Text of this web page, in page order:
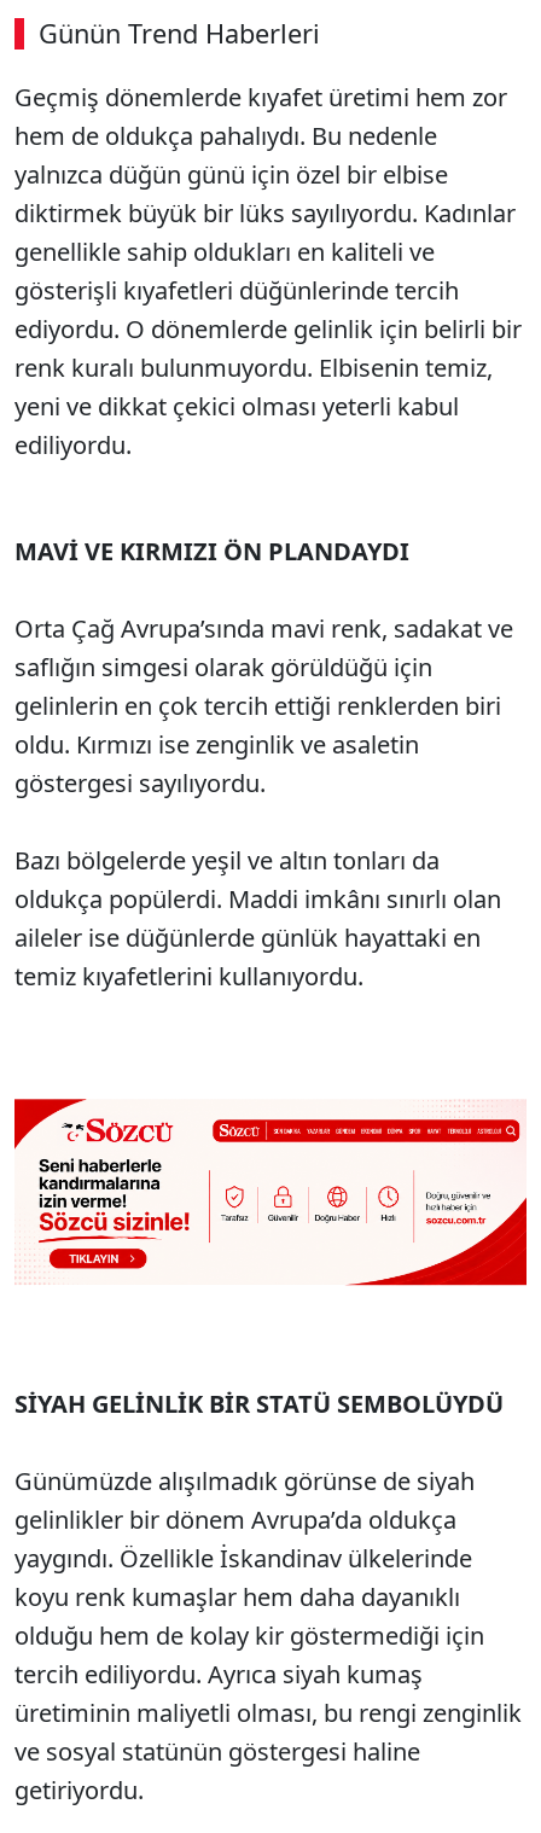
Günün Trend Haberleri
00:02 / 08:15
Sesi Aç
Geçmiş dönemlerde kıyafet üretimi hem zor
hem de oldukça pahalıydı. Bu nedenle
yalnızca düğün günü için özel bir elbise
diktirmek büyük bir lüks sayılıyordu. Kadınlar
genellikle sahip oldukları en kaliteli ve
gösterişli kıyafetleri düğünlerinde tercih
ediyordu. O dönemlerde gelinlik için belirli bir
renk kuralı bulunmuyordu. Elbisenin temiz,
yeni ve dikkat çekici olması yeterli kabul
ediliyordu.
MAVİ VE KIRMIZI ÖN PLANDAYDI
Orta Çağ Avrupa’sında mavi renk, sadakat ve
saflığın simgesi olarak görüldüğü için
gelinlerin en çok tercih ettiği renklerden biri
oldu. Kırmızı ise zenginlik ve asaletin
göstergesi sayılıyordu.
Bazı bölgelerde yeşil ve altın tonları da
oldukça popülerdi. Maddi imkânı sınırlı olan
aileler ise düğünlerde günlük hayattaki en
temiz kıyafetlerini kullanıyordu.
SİYAH GELİNLİK BİR STATÜ SEMBOLÜYDÜ
Günümüzde alışılmadık görünse de siyah
gelinlikler bir dönem Avrupa’da oldukça
yaygındı. Özellikle İskandinav ülkelerinde
koyu renk kumaşlar hem daha dayanıklı
olduğu hem de kolay kir göstermediği için
tercih ediliyordu. Ayrıca siyah kumaş
üretiminin maliyetli olması, bu rengi zenginlik
ve sosyal statünün göstergesi haline
getiriyordu.